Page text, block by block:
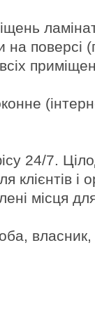
на поверсі
24/7.
клієнтів і
місця
власник,